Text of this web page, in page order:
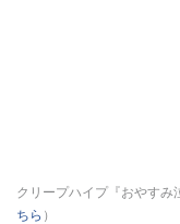
クリープハイプ『おやすみ
ちら ）